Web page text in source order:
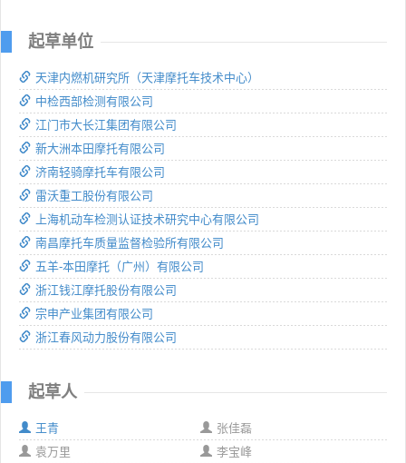
起草单位
天津内燃机研究所（天津摩托车技术中心）
中检西部检测有限公司
江门市大长江集团有限公司
新大洲本田摩托有限公司
济南轻骑摩托车有限公司
雷沃重工股份有限公司
上海机动车检测认证技术研究中心有限公司
南昌摩托车质量监督检验所有限公司
五羊-本田摩托（广州）有限公司
浙江钱江摩托股份有限公司
宗申产业集团有限公司
浙江春风动力股份有限公司
起草人
王青
张佳磊
袁万里
李宝峰